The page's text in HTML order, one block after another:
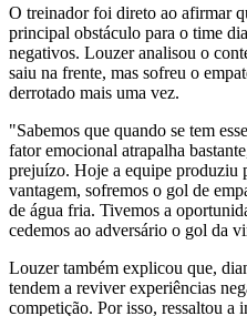
O treinador foi direto ao afirmar
principal obstáculo para o time
negativos. Louzer analisou o
saiu na frente, mas sofreu o
derrotado mais uma vez.
"Sabemos que quando se tem
fator emocional atrapalha
prejuízo. Hoje a equipe produziu
vantagem, sofremos o gol de
de água fria. Tivemos a
cedemos ao adversário o gol da
Louzer também explicou que,
tendem a reviver experiências
competição. Por isso, ressaltou a